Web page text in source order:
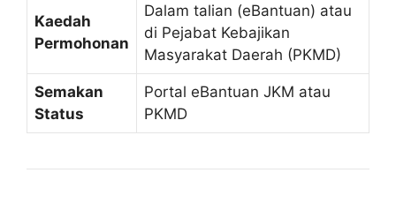
Kaedah
Permohonan
Dalam talian (eBantuan) atau
di Pejabat Kebajikan
Masyarakat Daerah (PKMD)
Semakan
Status
Portal eBantuan JKM atau
PKMD